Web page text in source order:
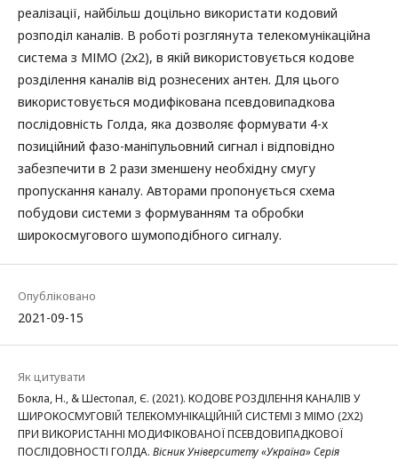
реалізації, найбільш доцільно використати кодовий
розподіл каналів. В роботі розглянута телекомунікаційна
система з МІМО (2х2), в якій використовується кодове
розділення каналів від рознесених антен. Для цього
використовується модифікована псевдовипадкова
послідовність Голда, яка дозволяє формувати 4-х
позиційний фазо-маніпульовний сигнал і відповідно
забезпечити в 2 рази зменшену необхідну смугу
пропускання каналу. Авторами пропонується схема
побудови системи з формуванням та обробки
широкосмугового шумоподібного сигналу.
Опубліковано
2021-09-15
Як цитувати
Бокла, Н., & Шестопал, Є. (2021). КОДОВЕ РОЗДІЛЕННЯ КАНАЛІВ У
ШИРОКОСМУГОВІЙ ТЕЛЕКОМУНІКАЦІЙНІЙ СИСТЕМІ З МІМО (2Х2)
ПРИ ВИКОРИСТАННІ МОДИФІКОВАНОЇ ПСЕВДОВИПАДКОВОЇ
ПОСЛІДОВНОСТІ ГОЛДА. Вісник Університету «Україна» Серія